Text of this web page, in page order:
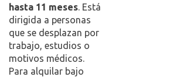
hasta 11 meses. Está
dirigida a personas
que se desplazan por
trabajo, estudios o
motivos médicos.
Para alquilar bajo